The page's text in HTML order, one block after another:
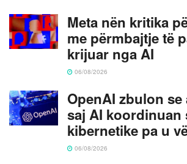
Meta nën kritika
me përmbajtje të
krijuar nga AI
06/08/2026
OpenAI zbulon se
saj AI koordinuan
kibernetike pa u
06/08/2026